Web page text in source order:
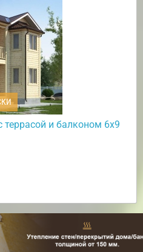
и балконом 6х9